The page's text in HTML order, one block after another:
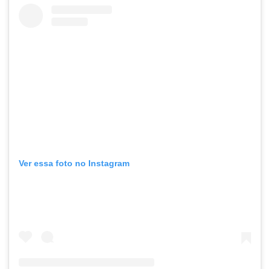
Ver essa foto no Instagram